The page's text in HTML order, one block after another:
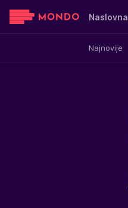
Naslovna
Najnovije
Sensa